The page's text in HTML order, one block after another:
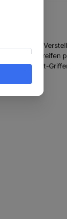
Greifen
Mit Comfort-